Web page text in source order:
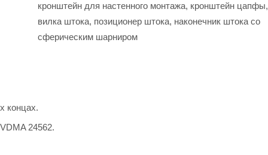
кронштейн для настенного монтажа, кронштейн цапфы,
вилка штока, позиционер штока, наконечник штока со
сферическим шарниром
концах.
24562.